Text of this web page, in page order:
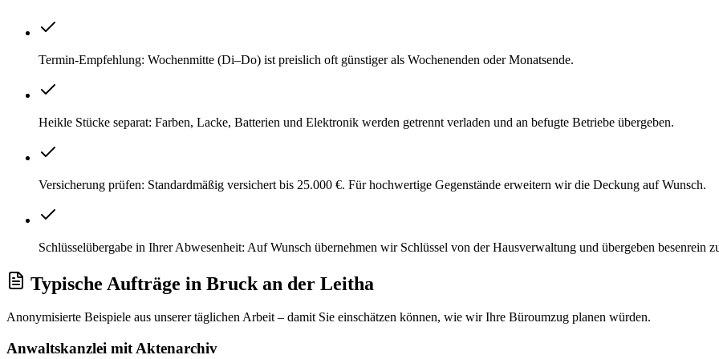
Termin-Empfehlung: Wochenmitte (Di–Do) ist preislich oft günstiger als Wochenenden oder Monatsende.
Heikle Stücke separat: Farben, Lacke, Batterien und Elektronik werden getrennt verladen und an befugte Betriebe übergeben.
Versicherung prüfen: Standardmäßig versichert bis 25.000 €. Für hochwertige Gegenstände erweitern wir die Deckung auf Wunsch.
Schlüsselübergabe in Ihrer Abwesenheit: Auf Wunsch übernehmen wir Schlüssel von der Hausverwaltung und übergeben besenrein
Typische Aufträge in Bruck an der Leitha
Anonymisierte Beispiele aus unserer täglichen Arbeit – damit Sie einschätzen können, wie wir Ihre Büroumzug planen würden.
Anwaltskanzlei mit Aktenarchiv